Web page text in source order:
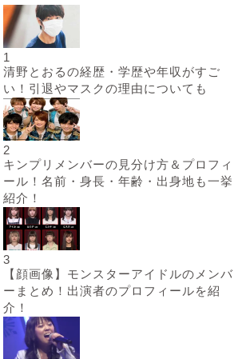
1
清野とおるの経歴・学歴や年収がすご
い！引退やマスクの理由についても
2
キンプリメンバーの見分け方＆プロフィ
ール！名前・身長・年齢・出身地も一挙
紹介！
3
【顔画像】モンスターアイドルのメンバ
ーまとめ！出演者のプロフィールを紹
介！